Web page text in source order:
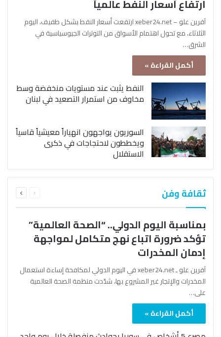
ارتفاع أسعار النفط عالمياً
آفرين علو – xeber24.net ارتفعت أسعار النفط بشكل طفيف، اليوم
الثلاثاء، مع تحول اهتمام الأسواق من التوترات الجيوسياسية في
الشرق…
أكمل القراءة »
النفط يثبت عند مستويات منخفضة وسط
مخاوف من استمرار التصعيد في لبنان
السوريون يواجهون انهياراً معيشياً قاسياً
ويخططون لاحتجاجات في ذكرى
الاستقلال
ثقافة وفن الصفحةالصفحة
بمناسبة اليوم الدولي.. “الصحة العالمية”
تؤكد ضرورة اتباع نهج متكامل لمواجهة
إدمان المخدرات
آفرين علو ـ xeber24.net في اليوم الدولي لمكافحة إساءة استعمال
المخدرات والإتجار غير المشروع بها، شدّدت منظمة الصحة العالمية
على…
أكمل القراءة »